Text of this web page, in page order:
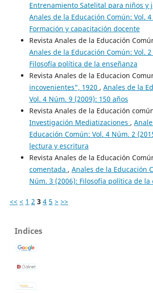
Entrenamiento Satelital para niños y
Anales de la Educación Común: Vol.
Formación y capacitación docente
Revista Anales de la Educación
Anales de la Educación Común: Vol.
Filosofía política de la enseñanza
Revista Anales de la Educacion
incovenientes", 1920 , Anales de la
Vol. 4 Núm. 9 (2009): 150 años
Revista Anales de la Educación
Investigación Mediatizaciones ,
Educación Común: Vol. 4 Núm. 2
lectura y escritura
Revista Anales de la Educación
comentada , Anales de la Educación
Núm. 3 (2006): Filosofía política de la
<< < 1 2 3 4 5 > >>
Indices